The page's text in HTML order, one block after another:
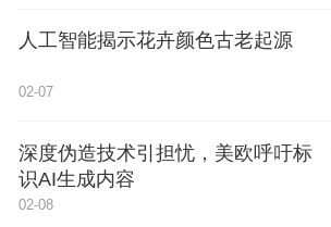
人工智能揭示花卉颜色古老起源
02-07
深度伪造技术引担忧，美欧呼吁标
识AI生成内容
02-08